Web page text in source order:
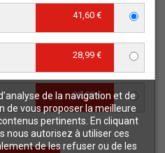
de la navigation et de
de vous proposer la meilleure
pertinents. En cliquant
nous autorisez à utiliser ces
de les refuser ou de les
41,60 €
28,99 €
28,99 €
libraire
rights
d'évaluation
SITE
© 2018
légales